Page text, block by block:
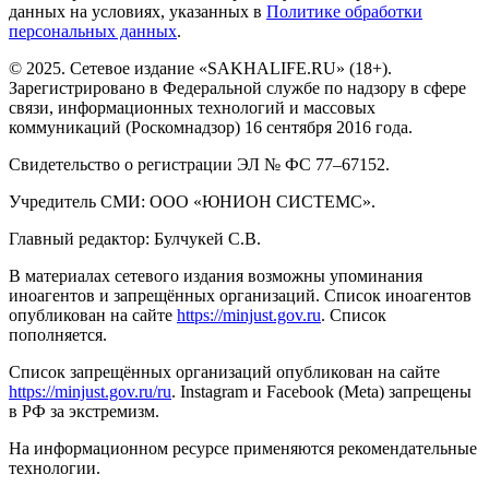
данных на условиях, указанных в Политике обработки
персональных данных.
© 2025. Сетевое издание «SAKHALIFE.RU» (18+).
Зарегистрировано в Федеральной службе по надзору в сфере
связи, информационных технологий и массовых
коммуникаций (Роскомнадзор) 16 сентября 2016 года.
Свидетельство о регистрации ЭЛ № ФС 77–67152.
Учредитель СМИ: ООО «ЮНИОН СИСТЕМС».
Главный редактор: Булчукей С.В.
В материалах сетевого издания возможны упоминания
иноагентов и запрещённых организаций. Список иноагентов
опубликован на сайте https://minjust.gov.ru. Список
пополняется.
Список запрещённых организаций опубликован на сайте
https://minjust.gov.ru/ru. Instagram и Facebook (Metа) запрещены
в РФ за экстремизм.
На информационном ресурсе применяются рекомендательные
технологии.